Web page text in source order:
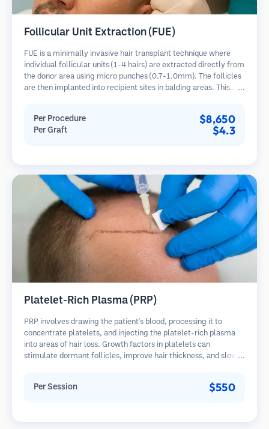
Follicular Unit Extraction (FUE)
FUE is a minimally invasive hair transplant technique where
individual follicular units (1-4 hairs) are extracted directly from
the donor area using micro punches (0.7-1.0mm). The follicles
are then implanted into recipient sites in balding areas. This
Per Procedure $8,650
Per Graft $4.3
Platelet-Rich Plasma (PRP)
PRP involves drawing the patient's blood, processing it to
concentrate platelets, and injecting the platelet-rich plasma
into areas of hair loss. Growth factors in platelets can
stimulate dormant follicles, improve hair thickness, and slow
Per Session $550